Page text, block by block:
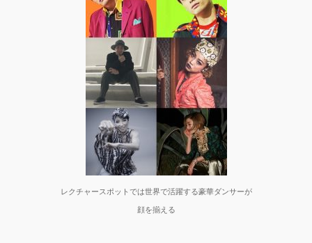
レクチャースポットでは世界で活躍する豪華ダンサーが
顔を揃える